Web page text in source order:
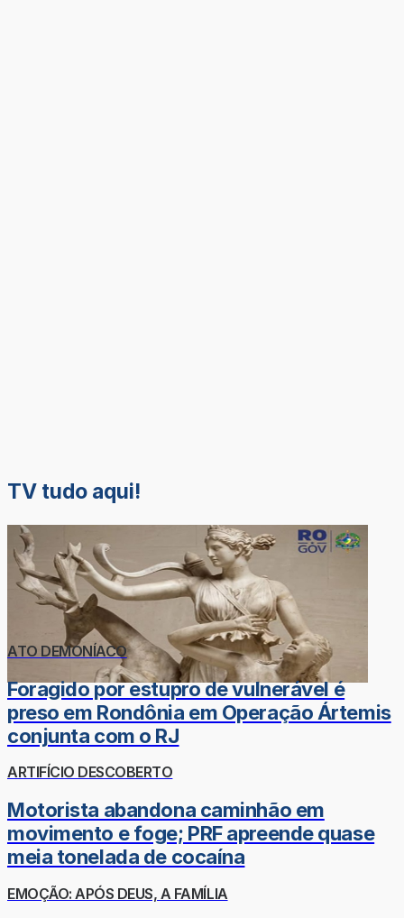
TV tudo aqui!
ATO DEMONÍACO
Foragido por estupro de vulnerável é
preso em Rondônia em Operação Ártemis
conjunta com o RJ
ARTIFÍCIO DESCOBERTO
Motorista abandona caminhão em
movimento e foge; PRF apreende quase
meia tonelada de cocaína
EMOÇÃO: APÓS DEUS, A FAMÍLIA